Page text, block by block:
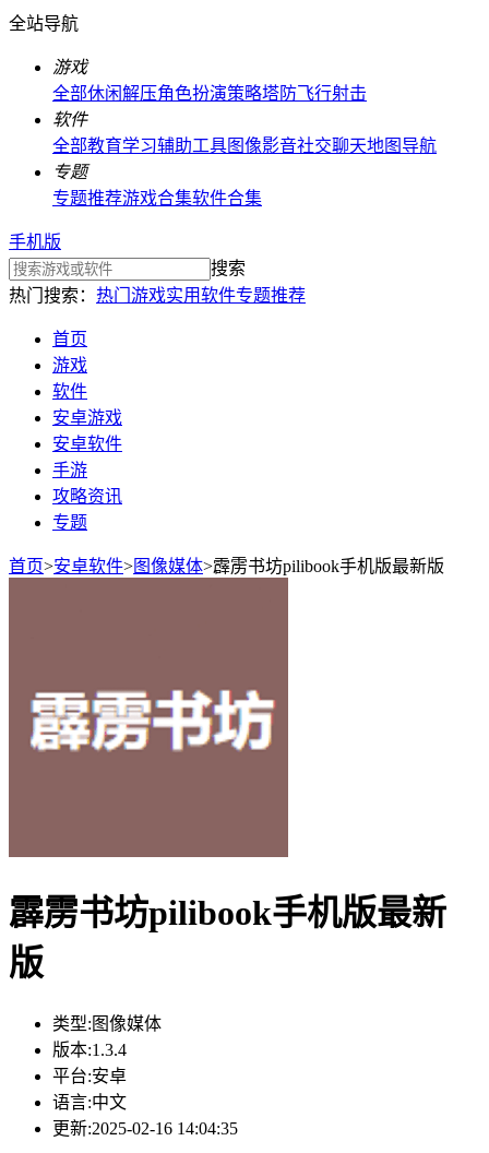
全站导航
游戏
全部休闲解压角色扮演策略塔防飞行射击
软件
全部教育学习辅助工具图像影音社交聊天地图导航
专题
专题推荐游戏合集软件合集
手机版
搜索
热门搜索： 热门游戏实用软件专题推荐
首页
游戏
软件
安卓游戏
安卓软件
手游
攻略资讯
专题
首页>安卓软件>图像媒体>霹雳书坊pilibook手机版最新版
霹雳书坊pilibook手机版最新
版
类型: 图像媒体
版本:1.3.4
平台:安卓
语言:中文
更新:2025-02-16 14:04:35